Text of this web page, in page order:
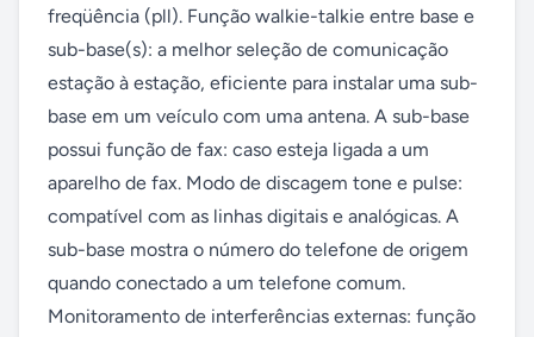
freqüência (pll). Função walkie-talkie entre base e
sub-base(s): a melhor seleção de comunicação
estação à estação, eficiente para instalar uma sub-
base em um veículo com uma antena. A sub-base
possui função de fax: caso esteja ligada a um
aparelho de fax. Modo de discagem tone e pulse:
compatível com as linhas digitais e analógicas. A
sub-base mostra o número do telefone de origem
quando conectado a um telefone comum.
Monitoramento de interferências externas: função